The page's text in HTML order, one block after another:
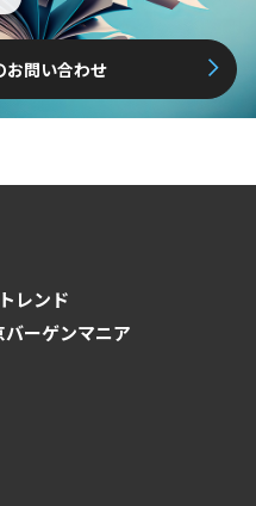
お問い合わせ
レンド
バーゲンマニア